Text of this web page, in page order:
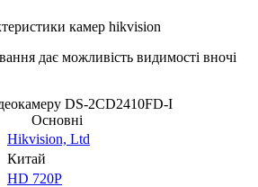
дає можливість видимості вночі
DS-2CD2410FD-I
Основні
Hikvision, Ltd
Китай
HD 720P